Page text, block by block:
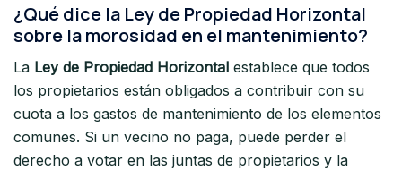
¿Qué dice la Ley de Propiedad Horizontal
sobre la morosidad en el mantenimiento?
La Ley de Propiedad Horizontal establece que todos
los propietarios están obligados a contribuir con su
cuota a los gastos de mantenimiento de los elementos
comunes. Si un vecino no paga, puede perder el
derecho a votar en las juntas de propietarios y la